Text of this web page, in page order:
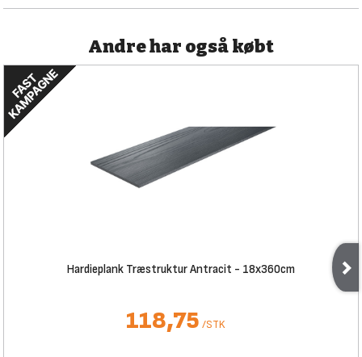
Andre har også købt
Hardieplank Træstruktur Antracit - 18x360cm
118,75 /STK